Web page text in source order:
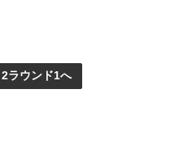
ラウンド1へ